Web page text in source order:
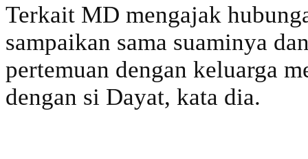
Terkait MD mengajak
sampaikan sama suaminya
pertemuan dengan keluarga
dengan si Dayat, kata dia.